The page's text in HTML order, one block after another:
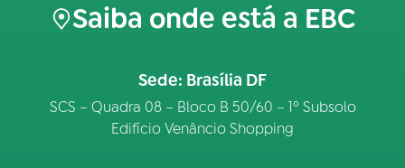
Saiba onde está a EBC
Sede: Brasília DF
SCS – Quadra 08 – Bloco B 50/60 – 1º Subsolo
Edifício Venâncio Shopping